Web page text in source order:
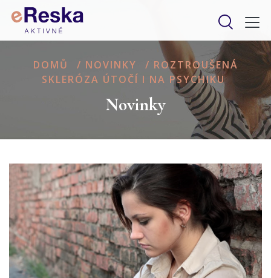
DOMŮ / NOVINKY / ROZTROUŠENÁ
SKLERÓZA ÚTOČÍ I NA PSYCHIKU
Novinky